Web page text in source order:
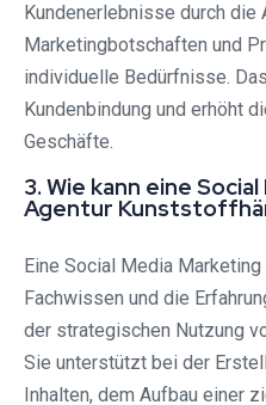
Kundenerlebnisse durch die
Marketingbotschaften und
individuelle Bedürfnisse.
Kundenbindung und erhöht
Geschäfte.
3. Wie kann eine
Agentur
Eine Social Media
Fachwissen und die
der strategischen Nutzung
Sie unterstützt bei der
Inhalten, dem Aufbau einer